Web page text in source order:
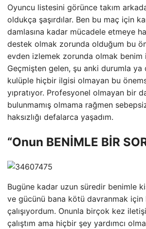
Oyuncu listesini görünce takım
oldukça şaşırdılar. Ben bu maç için
damlasına kadar mücadele etmeye
destek olmak zorunda olduğum bu
evden izlemek zorunda olmak benim
Geçmişten gelen, şu anki durumla ya
kulüple hiçbir ilgisi olmayan bu
yıpratıyor. Profesyonel olmayan bir
bulunmamış olmama rağmen
haksızlığı defalarca yaşadım.
“Onun BENİMLE BİR
Bugüne kadar uzun süredir benimle
ve gücünü bana kötü davranmak için
çalışıyordum. Onunla birçok kez
çalıştım ama hiçbir şey yardımcı